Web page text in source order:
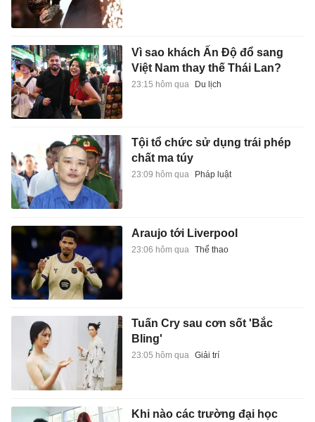
Vì sao khách Ấn Độ đổ sang
Việt Nam thay thế Thái Lan?
23:15 hôm qua Du lịch
Tội tổ chức sử dụng trái phép
chất ma túy
23:09 hôm qua Pháp luật
Araujo tới Liverpool
23:06 hôm qua Thể thao
Tuấn Cry sau cơn sốt 'Bắc
Bling'
23:05 hôm qua Giải trí
Khi nào các trường đại học